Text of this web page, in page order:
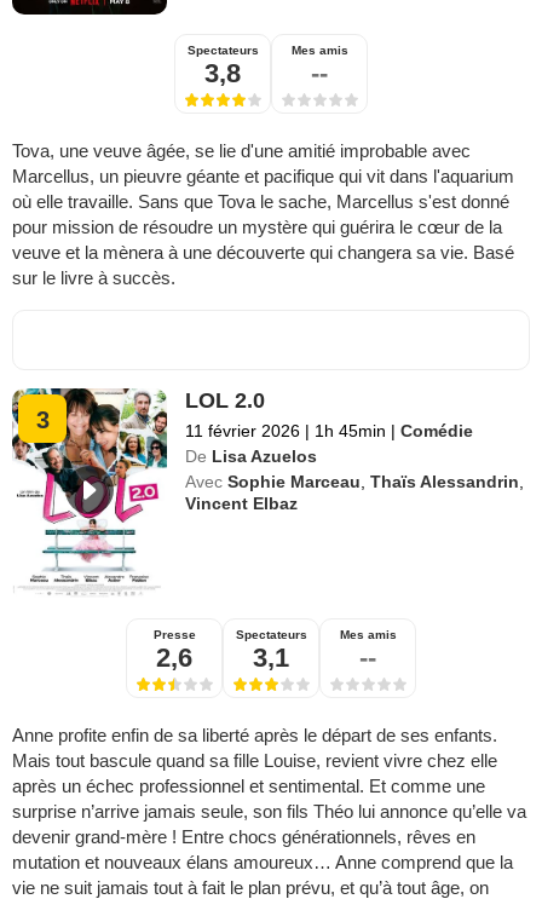
Spectateurs
3,8
Mes amis
--
Tova, une veuve âgée, se lie d'une amitié improbable avec
Marcellus, un pieuvre géante et pacifique qui vit dans l'aquarium
où elle travaille. Sans que Tova le sache, Marcellus s'est donné
pour mission de résoudre un mystère qui guérira le cœur de la
veuve et la mènera à une découverte qui changera sa vie. Basé
sur le livre à succès.
3
LOL 2.0
11 février 2026 | 1h 45min | Comédie
De Lisa Azuelos
Avec Sophie Marceau ,Thaïs Alessandrin
Vincent Elbaz
Presse
2,6
Spectateurs
3,1
Mes amis
--
Anne profite enfin de sa liberté après le départ de ses enfants.
Mais tout bascule quand sa fille Louise, revient vivre chez elle
après un échec professionnel et sentimental. Et comme une
surprise n’arrive jamais seule, son fils Théo lui annonce qu’elle va
devenir grand-mère ! Entre chocs générationnels, rêves en
mutation et nouveaux élans amoureux… Anne comprend que la
vie ne suit jamais tout à fait le plan prévu, et qu’à tout âge, on